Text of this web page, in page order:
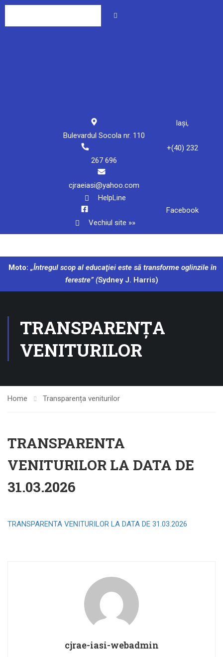
Iași,
Bulevardul Socola nr. 110
+(40) 232
267 696
cjraeiasi@yahoo.com
HelpLine
Facebook
Vechiul site »»
Moto: „Întregul scop al educaţiei este să transforme oglinzile în
ferestre” (Sydney J. Harris)
TRANSPARENȚA
VENITURILOR
Home Transparența veniturilor
TRANSPARENTA
VENITURILOR LA DATA DE
31.03.2026
TRANSPARENTA VENITURILOR LA DATA DE 31.03.2026
cjrae-iasi-webadmin